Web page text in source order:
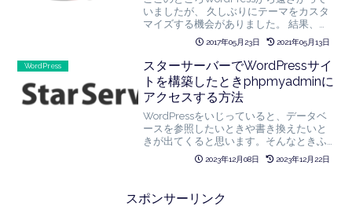
いましたが、 久しぶりにテーマをカスタ
マイズする機会がありました。 結果、シ
ンプルに考えればすぐにわかるポイント
でドハマりして 時間をかけてしまった……
orz これは……WPあるあるですかね。。 ...
2017年05月23日 2021年05月13日
WordPress
スターサーバーでWordPressサイ
トを構築したときphpmyadminに
アクセスする方法
WordPressをいじっていると、データベ
ースを参照したいときや書き換えたいと
きが出てくると思います。そんなときふ
と気づいたのですが、スターサーバーの
場合、管理画面からphpmyadminにアク
て...
2023年12月08日 2023年12月22日
スポンサーリンク